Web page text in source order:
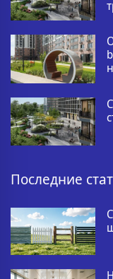
Последние